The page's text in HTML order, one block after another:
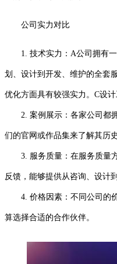
公司实力对比
1. 技术实力：A公司拥有
划、设计到开发、维护的全套
优化方面具有较强实力。C设
2. 案例展示：各家公司都拥
们的官网或作品集来了解其历
3. 服务质量：在服务质量方
反馈，能够提供从咨询、设计
4. 价格因素：不同公司的价
算选择合适的合作伙伴。